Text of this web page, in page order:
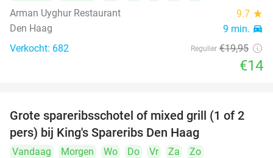
Arman Uyghur Restaurant
9.7 star
Den Haag 9 min. directions_car
Verkocht: 682 Regulier €19,95
€14
32%
Grote spareribsschotel of mixed grill (1 of 2
pers) bij King's Spareribs Den Haag
Vandaag Morgen Wo Do Vr Za
Zo